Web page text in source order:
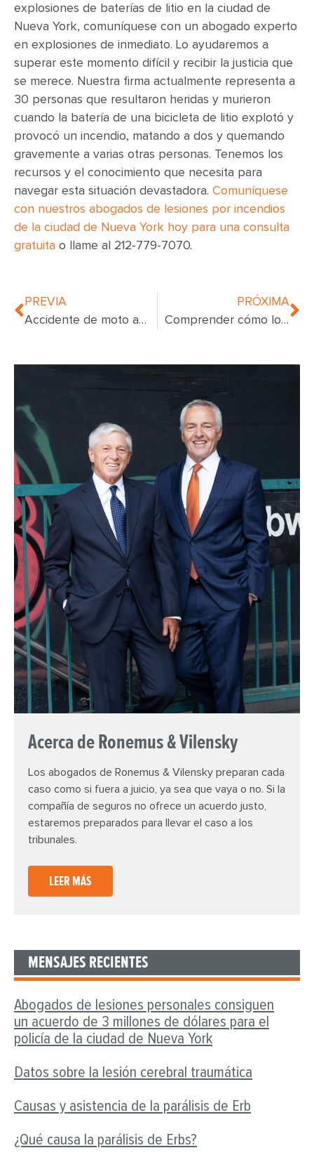
Acerca de Ronemus & Vilensky
Los abogados de Ronemus & Vilensky preparan cada
caso como si fuera a juicio, ya sea que vaya o no. Si la
compañía de seguros no ofrece un acuerdo justo,
estaremos preparados para llevar el caso a los
tribunales.
LEER MÁS
MENSAJES RECIENTES
Abogados de lesiones personales consiguen
un acuerdo de 3 millones de dólares para el
policía de la ciudad de Nueva York
Datos sobre la lesión cerebral traumática
Causas y asistencia de la parálisis de Erb
¿Qué causa la parálisis de Erbs?
explosiones de baterías de litio en la ciudad de
Nueva York, comuníquese con un abogado experto
en explosiones de inmediato. Lo ayudaremos a
superar este momento difícil y recibir la justicia que
se merece. Nuestra firma actualmente representa a
30 personas que resultaron heridas y murieron
cuando la batería de una bicicleta de litio explotó y
provocó un incendio, matando a dos y quemando
gravemente a varias otras personas. Tenemos los
recursos y el conocimiento que necesita para
navegar esta situación devastadora. Comuníquese
con nuestros abogados de lesiones por incendios
de la ciudad de Nueva York hoy para una consulta
gratuita o llame al 212-779-7070.
PREVIA
Accidente de moto acuática: ¿tiene un caso?
PRÓXIMA
Comprender cómo los edificios de apartamentos anticuados pueden provocar incendios